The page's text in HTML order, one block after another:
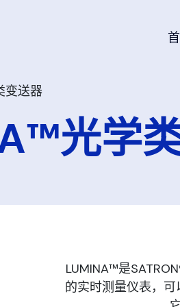
变送器
光学
LUMINA™是
的实时测量仪表，可